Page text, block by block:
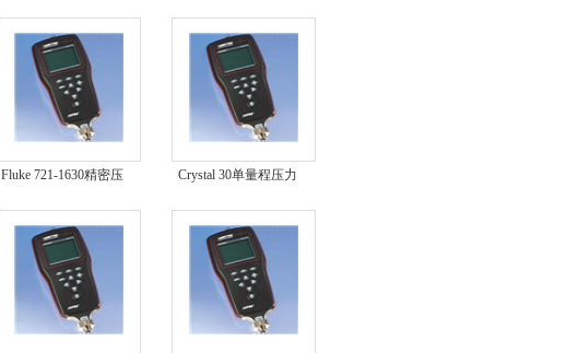
Fluke 721-1630精密压
Crystal 30单量程压力